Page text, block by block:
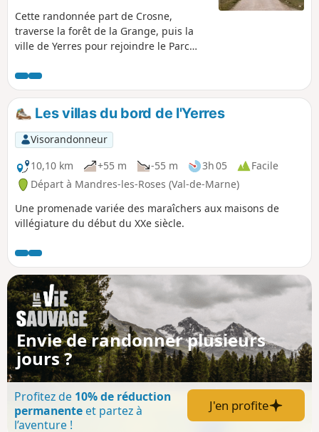
Cette randonnée part de Crosne,
traverse la forêt de la Grange, puis la
ville de Yerres pour rejoindre le Parc
randonnée se poursuit le long de
l'Yerres et se termine le long de jardins
communaux de Villeneuve-Saint-
Georges.Les villas du bord de l'Yerres
Visorandonneur
10,10 km
+55 m -55 m 3h 05
Facile
Départ à Mandres-les-Roses (Val-de-Marne)
Une promenade variée des maraîchers aux maisons de
villégiature du début du XXe siècle.
Envie de randonner plusieurs
jours ?
Profitez de 10% de réduction
permanenteet partez à
l’aventure !
J'en profite